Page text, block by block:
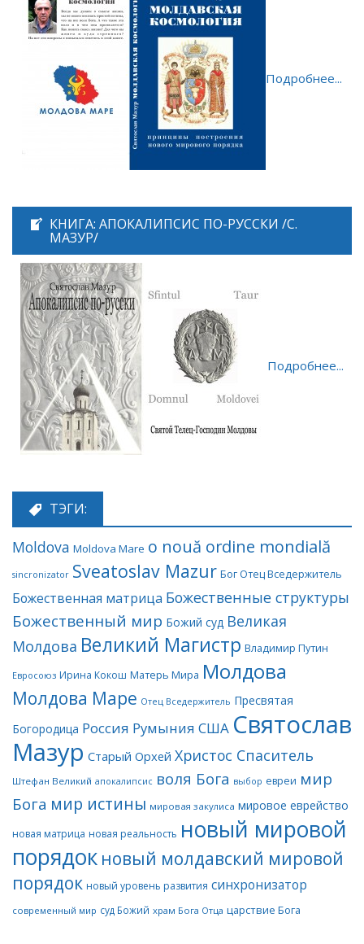
Подробнее...
КНИГА: АПОКАЛИПСИС ПО-РУССКИ /С.
МАЗУР/
Подробнее...
ТЭГИ:
Moldova Moldova Mare o nouă ordine mondială
sincronizator Sveatoslav Mazur Бог Отец Вседержитель
Божественная матрица Божественные структуры
Божественный мир Божий суд Великая
Молдова Великий Магистр Владимир Путин
Евросоюз Ирина Кокош Матерь Мира Молдова
Молдова Маре Отец Вседержитель Пресвятая
Богородица Россия Румыния США Святослав
Мазур Старый Орхей Христос Спаситель
Штефан Великий апокалипсис воля Бога выбор евреи мир
Бога мир истины мировая закулиса мировое еврейство
новая матрица новая реальность новый мировой
порядок новый молдавский мировой
порядок новый уровень развития синхронизатор
современный мир суд Божий храм Бога Отца царствие Бога